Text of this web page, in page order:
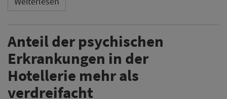
Anteil der psychischen
Erkrankungen in der
Hotellerie mehr als
verdreifacht